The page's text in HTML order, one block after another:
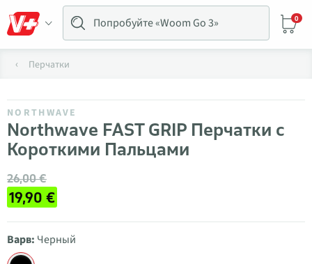
0
Перчатки
NORTHWAVE
Northwave FAST GRIP Перчатки с
Короткими Пальцами
26,00 €
19,90 €
Варв: Черный